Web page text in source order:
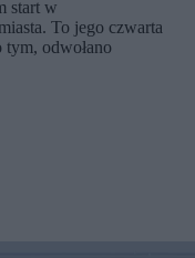
start w
To jego czwarta
odwołano